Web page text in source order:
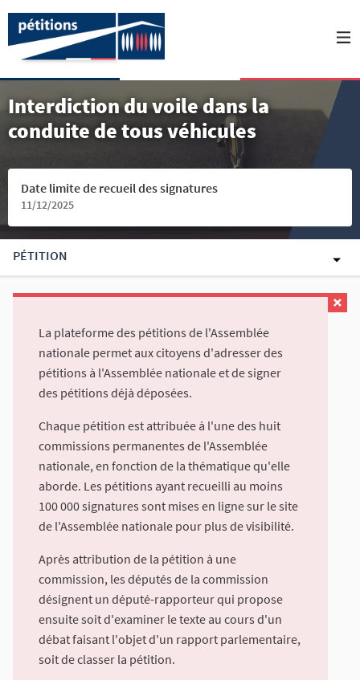
Interdiction du voile dans la
conduite de tous véhicules
Date limite de recueil des signatures
11/12/2025
PÉTITION
La plateforme des pétitions de l'Assemblée
nationale permet aux citoyens d'adresser des
pétitions à l'Assemblée nationale et de signer
des pétitions déjà déposées.
Chaque pétition est attribuée à l'une des huit
commissions permanentes de l'Assemblée
nationale, en fonction de la thématique qu'elle
aborde. Les pétitions ayant recueilli au moins
100 000 signatures sont mises en ligne sur le site
de l'Assemblée nationale pour plus de visibilité.
Après attribution de la pétition à une
commission, les députés de la commission
désignent un député-rapporteur qui propose
ensuite soit d'examiner le texte au cours d'un
débat faisant l'objet d'un rapport parlementaire,
soit de classer la pétition.